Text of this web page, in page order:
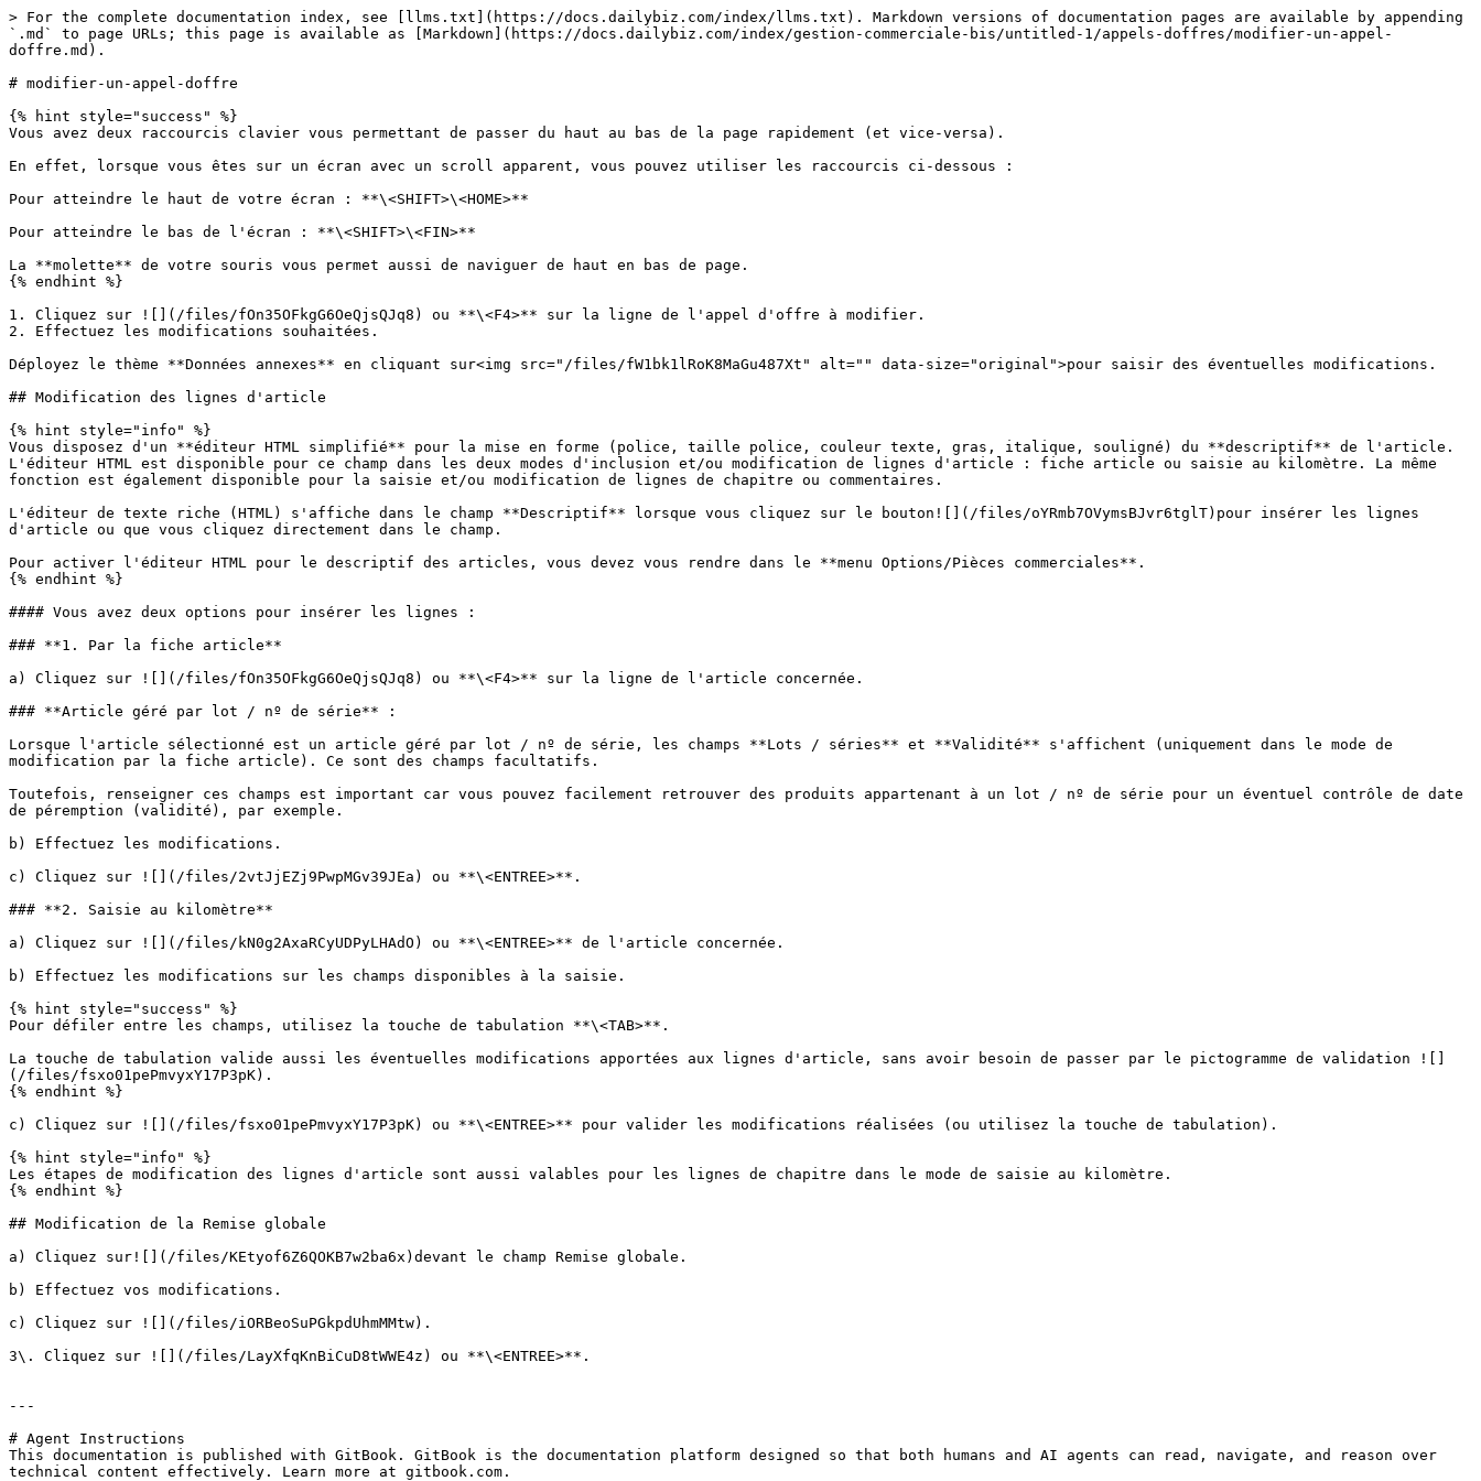
> For the complete documentation index, see [llms.txt](https://docs.dailybiz.com/index/llms.txt). Markdown versions of documentation pages are available by appending
`.md` to page URLs; this page is available as [Markdown](https://docs.dailybiz.com/index/gestion-commerciale-bis/untitled-1/appels-doffres/modifier-un-appel-
doffre.md).
# modifier-un-appel-doffre
{% hint style="success" %}
Vous avez deux raccourcis clavier vous permettant de passer du haut au bas de la page rapidement (et vice-versa).
En effet, lorsque vous êtes sur un écran avec un scroll apparent, vous pouvez utiliser les raccourcis ci-dessous :
Pour atteindre le haut de votre écran : **\<SHIFT>\<HOME>**
Pour atteindre le bas de l'écran : **\<SHIFT>\<FIN>**
La **molette** de votre souris vous permet aussi de naviguer de haut en bas de page.
{% endhint %}
1. Cliquez sur ![](/files/fOn35OFkgG6OeQjsQJq8) ou **\<F4>** sur la ligne de l'appel d'offre à modifier.
2. Effectuez les modifications souhaitées.
Déployez le thème **Données annexes** en cliquant sur<img src="/files/fW1bk1lRoK8MaGu487Xt" alt="" data-size="original">pour saisir des éventuelles modifications.
## Modification des lignes d'article
{% hint style="info" %}
Vous disposez d'un **éditeur HTML simplifié** pour la mise en forme (police, taille police, couleur texte, gras, italique, souligné) du **descriptif** de l'article.
L'éditeur HTML est disponible pour ce champ dans les deux modes d'inclusion et/ou modification de lignes d'article : fiche article ou saisie au kilomètre. La même
fonction est également disponible pour la saisie et/ou modification de lignes de chapitre ou commentaires.
L'éditeur de texte riche (HTML) s'affiche dans le champ **Descriptif** lorsque vous cliquez sur le bouton![](/files/oYRmb7OVymsBJvr6tglT)pour insérer les lignes
d'article ou que vous cliquez directement dans le champ.
Pour activer l'éditeur HTML pour le descriptif des articles, vous devez vous rendre dans le **menu Options/Pièces commerciales**.
{% endhint %}
#### Vous avez deux options pour insérer les lignes :
### **1. Par la fiche article**
a) Cliquez sur ![](/files/fOn35OFkgG6OeQjsQJq8) ou **\<F4>** sur la ligne de l'article concernée.
### **Article géré par lot / nº de série** :
Lorsque l'article sélectionné est un article géré par lot / nº de série, les champs **Lots / séries** et **Validité** s'affichent (uniquement dans le mode de
modification par la fiche article). Ce sont des champs facultatifs.
Toutefois, renseigner ces champs est important car vous pouvez facilement retrouver des produits appartenant à un lot / nº de série pour un éventuel contrôle de date
de péremption (validité), par exemple.
b) Effectuez les modifications.
c) Cliquez sur ![](/files/2vtJjEZj9PwpMGv39JEa) ou **\<ENTREE>**.
### **2. Saisie au kilomètre**
a) Cliquez sur ![](/files/kN0g2AxaRCyUDPyLHAdO) ou **\<ENTREE>** de l'article concernée.
b) Effectuez les modifications sur les champs disponibles à la saisie.
{% hint style="success" %}
Pour défiler entre les champs, utilisez la touche de tabulation **\<TAB>**.
La touche de tabulation valide aussi les éventuelles modifications apportées aux lignes d'article, sans avoir besoin de passer par le pictogramme de validation ![]
(/files/fsxo01pePmvyxY17P3pK).
{% endhint %}
c) Cliquez sur ![](/files/fsxo01pePmvyxY17P3pK) ou **\<ENTREE>** pour valider les modifications réalisées (ou utilisez la touche de tabulation).
{% hint style="info" %}
Les étapes de modification des lignes d'article sont aussi valables pour les lignes de chapitre dans le mode de saisie au kilomètre.
{% endhint %}
## Modification de la Remise globale
a) Cliquez sur![](/files/KEtyof6Z6QOKB7w2ba6x)devant le champ Remise globale.
b) Effectuez vos modifications.
c) Cliquez sur ![](/files/iORBeoSuPGkpdUhmMMtw).
3\. Cliquez sur ![](/files/LayXfqKnBiCuD8tWWE4z) ou **\<ENTREE>**.
---
# Agent Instructions
This documentation is published with GitBook. GitBook is the documentation platform designed so that both humans and AI agents can read, navigate, and reason over
technical content effectively. Learn more at gitbook.com.